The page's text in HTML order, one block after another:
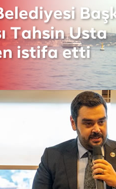
değil, sahada şekillenecek”
yapı
etti